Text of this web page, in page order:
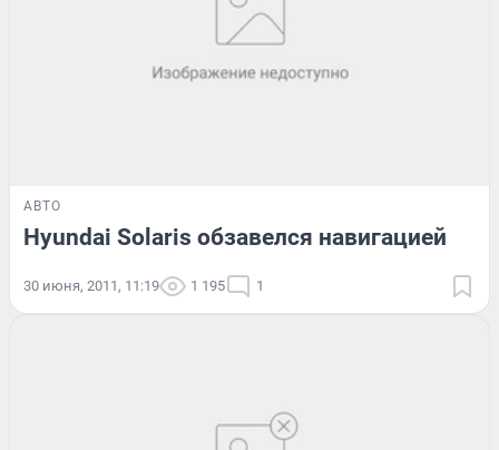
АВТО
Hyundai Solaris обзавелся навигацией
30 июня, 2011, 11:19 1 195 1